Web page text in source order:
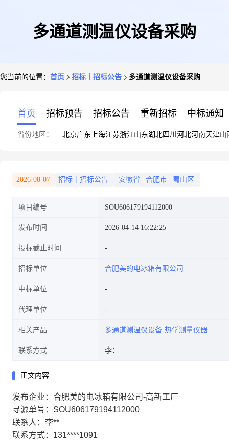
多通道测温仪设备采购
您当前的位置： 首页 招标｜招标公告 多通道测温仪设备采购
首页 招标预告 招标公告 重新招标 中标通知
省份地区： 北京广东 上海江苏浙江山东湖北四川 河北河南天津山
2026-08-07 招标｜招标公告 安徽省 合肥市 蜀山区
项目编号 SOU606179194112000
发布时间 2026-04-14 16:22:25
投标截止时间
招标单位 合肥美的电冰箱有限公司
中标单位
代理单位
相关产品 多通道测温仪设备 热学测量仪器
联系方式 李：
正文内容
发布企业：合肥美的电冰箱有限公司-高新工厂
寻源单号：SOU606179194112000
联系人：李**
联系方式：131****1091